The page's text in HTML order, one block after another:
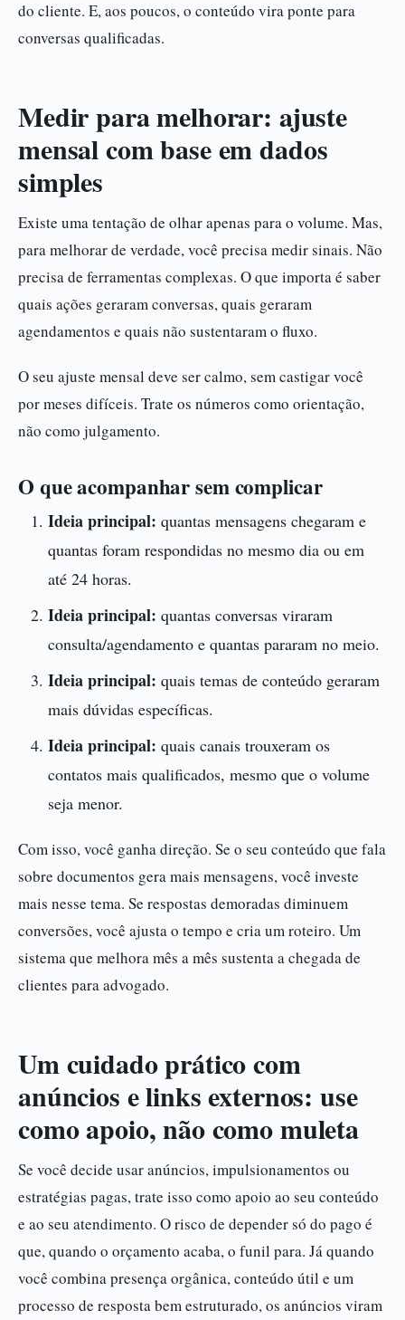
do cliente. E, aos poucos, o conteúdo vira ponte para
conversas qualificadas.
Medir para melhorar: ajuste
mensal com base em dados
simples
Existe uma tentação de olhar apenas para o volume. Mas,
para melhorar de verdade, você precisa medir sinais. Não
precisa de ferramentas complexas. O que importa é saber
quais ações geraram conversas, quais geraram
agendamentos e quais não sustentaram o fluxo.
O seu ajuste mensal deve ser calmo, sem castigar você
por meses difíceis. Trate os números como orientação,
não como julgamento.
O que acompanhar sem complicar
Ideia principal: quantas mensagens chegaram e
quantas foram respondidas no mesmo dia ou em
até 24 horas.
Ideia principal: quantas conversas viraram
consulta/agendamento e quantas pararam no meio.
Ideia principal: quais temas de conteúdo geraram
mais dúvidas específicas.
Ideia principal: quais canais trouxeram os
contatos mais qualificados, mesmo que o volume
seja menor.
Com isso, você ganha direção. Se o seu conteúdo que fala
sobre documentos gera mais mensagens, você investe
mais nesse tema. Se respostas demoradas diminuem
conversões, você ajusta o tempo e cria um roteiro. Um
sistema que melhora mês a mês sustenta a chegada de
clientes para advogado.
Um cuidado prático com
anúncios e links externos: use
como apoio, não como muleta
Se você decide usar anúncios, impulsionamentos ou
estratégias pagas, trate isso como apoio ao seu conteúdo
e ao seu atendimento. O risco de depender só do pago é
que, quando o orçamento acaba, o funil para. Já quando
você combina presença orgânica, conteúdo útil e um
processo de resposta bem estruturado, os anúncios viram